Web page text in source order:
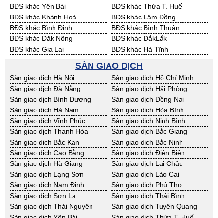
BĐS khác Yên Bái
BĐS khác Thừa T. Huế
BĐS khác Khánh Hoà
BĐS khác Lâm Đồng
BĐS khác Bình Định
BĐS khác Bình Thuận
BĐS khác Đăk Nông
BĐS khác ĐắkLắk
BĐS khác Gia Lai
BĐS khác Hà Tĩnh
BĐS khác Ninh Thuận
BĐS khác Phú Yên
BĐS khác Quảng Bình
BĐS khác Quảng Nam
BĐS khác Quảng Ngãi
BĐS khác Bà Rịa - VT
BĐS khác Cần Thơ
BĐS khác An Giang
BĐS khác Bạc Liêu
BĐS khác Bến Tre
BĐS khác Bình Phước
BĐS khác Cà Mau
BĐS khác Đồng Tháp
BĐS khác Hậu Giang
BĐS khác Kiên Giang
BĐS khác Long An
BĐS khác Sóc Trăng
BĐS khác Tây Ninh
BĐS khác Tiền Giang
BĐS khác Trà Vinh
BĐS khác Vĩnh Long
BĐS khác Hải Dương
BĐS khác Hưng Yên
BĐS khác Quảng Ninh
SÀN GIAO DỊCH
Sàn giao dịch Hà Nội
Sàn giao dịch Hồ Chí Minh
Sàn giao dịch Đà Nẵng
Sàn giao dịch Hải Phòng
Sàn giao dịch Bình Dương
Sàn giao dịch Đồng Nai
Sàn giao dịch Hà Nam
Sàn giao dịch Hòa Bình
Sàn giao dịch Vĩnh Phúc
Sàn giao dịch Ninh Bình
Sàn giao dịch Thanh Hóa
Sàn giao dịch Bắc Giang
Sàn giao dịch Bắc Kạn
Sàn giao dịch Bắc Ninh
Sàn giao dịch Cao Bằng
Sàn giao dịch Điện Biên
Sàn giao dịch Hà Giang
Sàn giao dịch Lai Châu
Sàn giao dịch Lạng Sơn
Sàn giao dịch Lào Cai
Sàn giao dịch Nam Định
Sàn giao dịch Phú Thọ
Sàn giao dịch Sơn La
Sàn giao dịch Thái Bình
Sàn giao dịch Thái Nguyên
Sàn giao dịch Tuyên Quang